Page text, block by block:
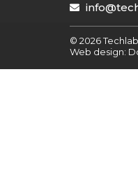
© 2026
Web design: